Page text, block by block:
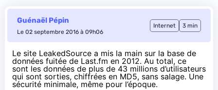
Guénaël Pépin
Le 02 septembre 2016 à 09h06
Internet 3 min
Le site LeakedSource a mis la main sur la base de
données fuitée de Last.fm en 2012. Au total, ce
sont les données de plus de 43 millions d’utilisateurs
qui sont sorties, chiffrées en MD5, sans salage. Une
sécurité minimale, même pour l’époque.